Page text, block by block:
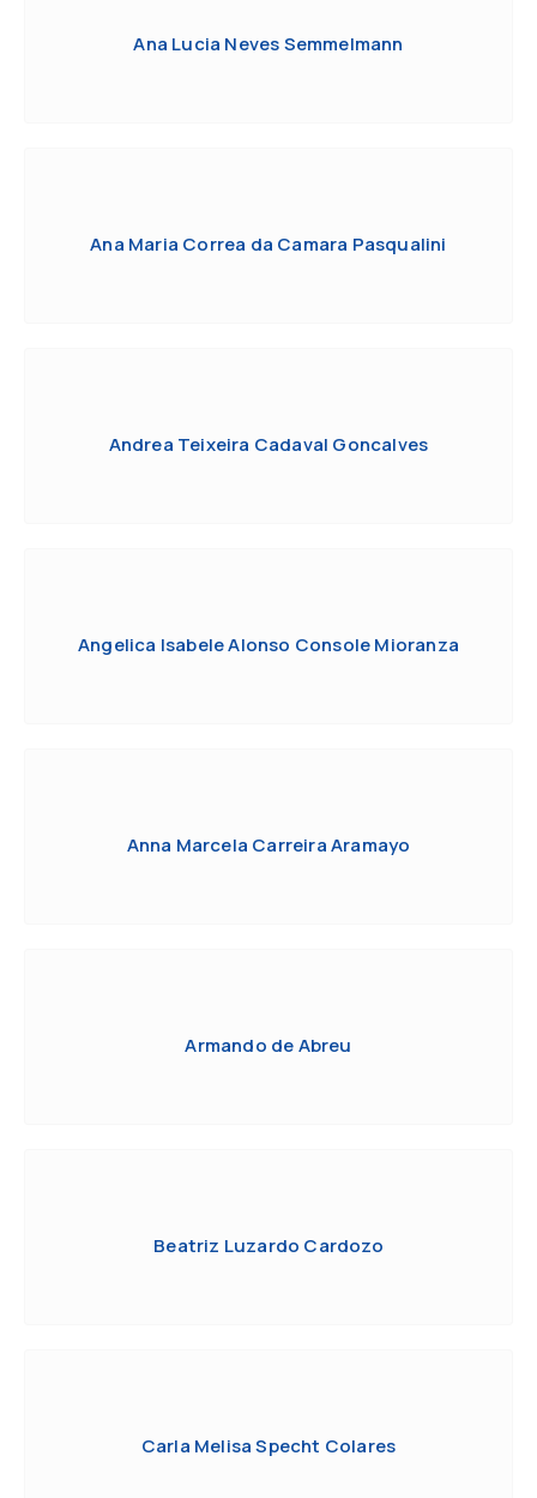
Ana Lucia Neves Semmelmann
Ana Maria Correa da Camara Pasqualini
Andrea Teixeira Cadaval Goncalves
Angelica Isabele Alonso Console Mioranza
Anna Marcela Carreira Aramayo
Armando de Abreu
Beatriz Luzardo Cardozo
Carla Melisa Specht Colares